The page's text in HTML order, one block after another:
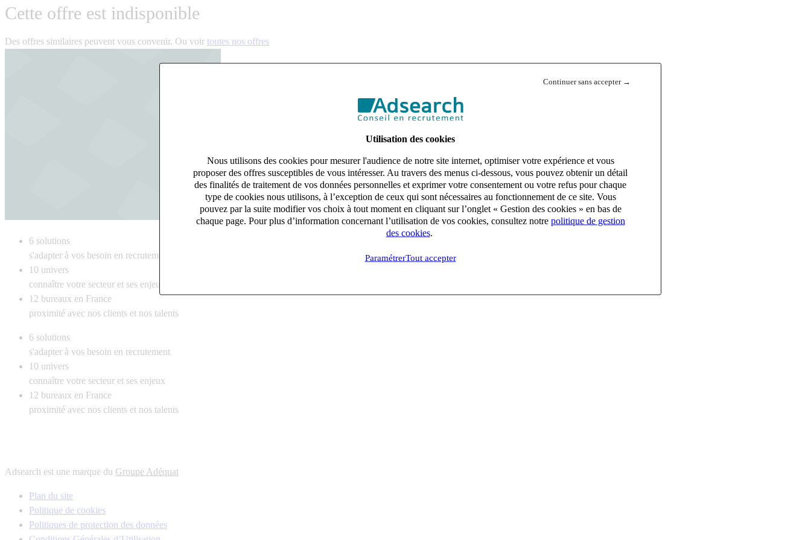
Continuer sans accepter →
Utilisation des cookies
Nous utilisons des cookies pour mesurer l'audience de notre site internet, optimiser votre expérience et vous
proposer des offres susceptibles de vous intéresser. Au travers des menus ci-dessous, vous pouvez obtenir un détail
des finalités de traitement de vos données personnelles et exprimer votre consentement ou votre refus pour chaque
type de cookies nous utilisons, à l’exception de ceux qui sont nécessaires au fonctionnement de ce site. Vous
pouvez par la suite modifier vos choix à tout moment en cliquant sur l’onglet « Gestion des cookies » en bas de
chaque page. Pour plus d’information concernant l’utilisation de vos cookies, consultez notre politique de gestion
des cookies.
ParamétrerTout accepter
Cette offre est indisponible
Des offres similaires peuvent vous convenir. Ou voir toutes nos offres
6 solutions
s'adapter à vos besoin en recrutement
10 univers
connaître votre secteur et ses enjeux
12 bureaux en France
proximité avec nos clients et nos talents
6 solutions
s'adapter à vos besoin en recrutement
10 univers
connaître votre secteur et ses enjeux
12 bureaux en France
proximité avec nos clients et nos talents
Adsearch est une marque du Groupe Adéquat
Plan du site
Politique de cookies
Politiques de protection des données